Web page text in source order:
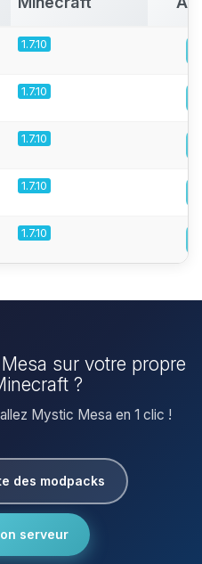
1.7.10
1.7.10
1.7.10
1.7.10
1.7.10
sur votre propre
?
Mystic Mesa en 1 clic !
des modpacks
serveur